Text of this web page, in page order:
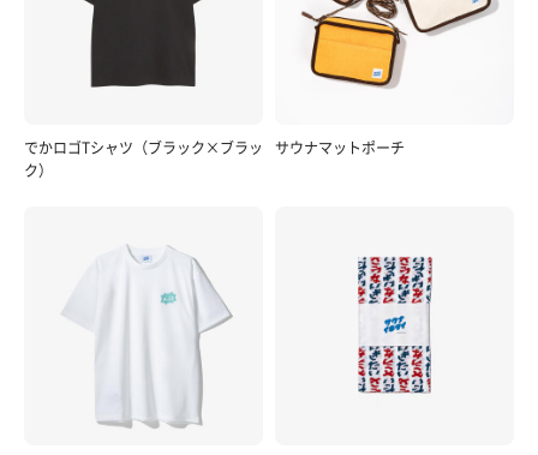
でかロゴTシャツ（ブラック×ブラッ
ク）
サウナマットポーチ